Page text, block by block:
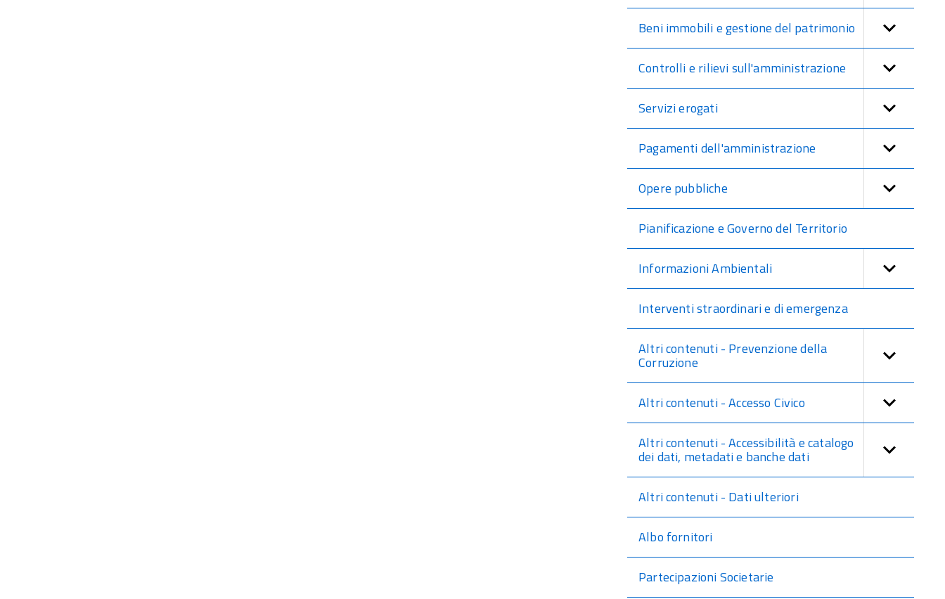
Beni immobili e gestione del patrimonio
Controlli e rilievi sull'amministrazione
Servizi erogati
Pagamenti dell'amministrazione
Opere pubbliche
Pianificazione e Governo del Territorio
Informazioni Ambientali
Interventi straordinari e di emergenza
Altri contenuti - Prevenzione della
Corruzione
Altri contenuti - Accesso Civico
Altri contenuti - Accessibilità e catalogo
dei dati, metadati e banche dati
Altri contenuti - Dati ulteriori
Albo fornitori
Partecipazioni Societarie